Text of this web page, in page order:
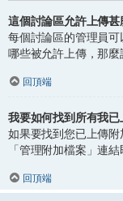
這個討論區允許上傳
每個討論區的管理員
哪些被允許上傳，那麼
回頂端
我要如何找到所有我
如果要找到您已上傳
「管理附加檔案」連結
回頂端